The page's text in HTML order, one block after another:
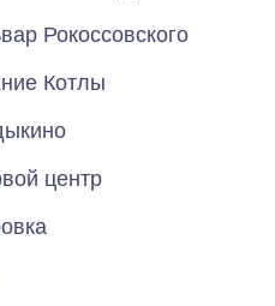
Рокоссовского
Котлы
центр